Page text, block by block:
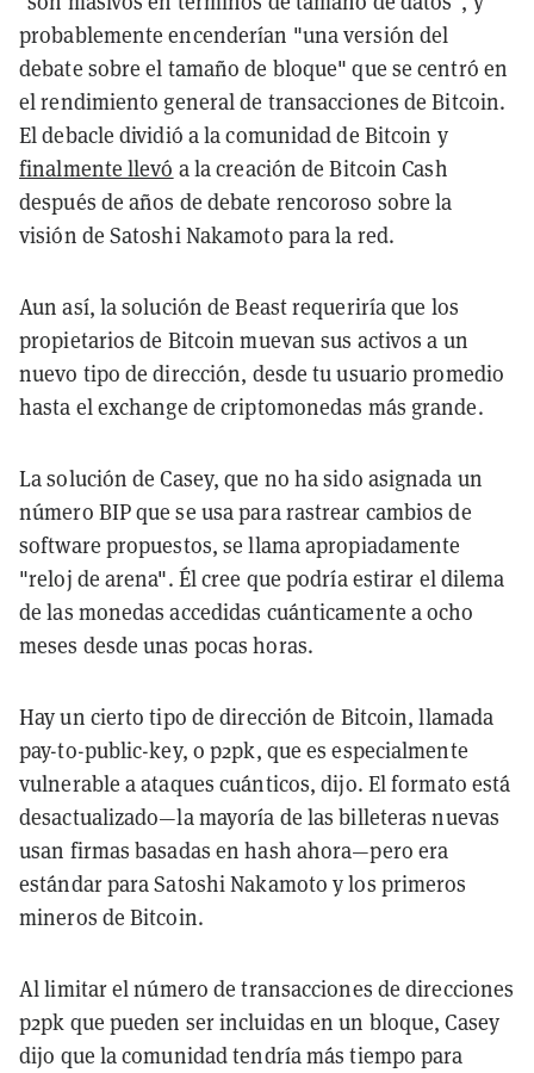
probablemente encenderían "una versión del
debate sobre el tamaño de bloque" que se centró en
el rendimiento general de transacciones de Bitcoin.
El debacle dividió a la comunidad de Bitcoin y
finalmente llevó a la creación de Bitcoin Cash
después de años de debate rencoroso sobre la
visión de Satoshi Nakamoto para la red.
Aun así, la solución de Beast requeriría que los
propietarios de Bitcoin muevan sus activos a un
nuevo tipo de dirección, desde tu usuario promedio
hasta el exchange de criptomonedas más grande.
La solución de Casey, que no ha sido asignada un
número BIP que se usa para rastrear cambios de
software propuestos, se llama apropiadamente
"reloj de arena". Él cree que podría estirar el dilema
de las monedas accedidas cuánticamente a ocho
meses desde unas pocas horas.
Hay un cierto tipo de dirección de Bitcoin, llamada
pay-to-public-key, o p2pk, que es especialmente
vulnerable a ataques cuánticos, dijo. El formato está
desactualizado—la mayoría de las billeteras nuevas
usan firmas basadas en hash ahora—pero era
estándar para Satoshi Nakamoto y los primeros
mineros de Bitcoin.
Al limitar el número de transacciones de direcciones
p2pk que pueden ser incluidas en un bloque, Casey
dijo que la comunidad tendría más tiempo para